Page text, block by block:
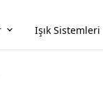
Işık Sistemleri